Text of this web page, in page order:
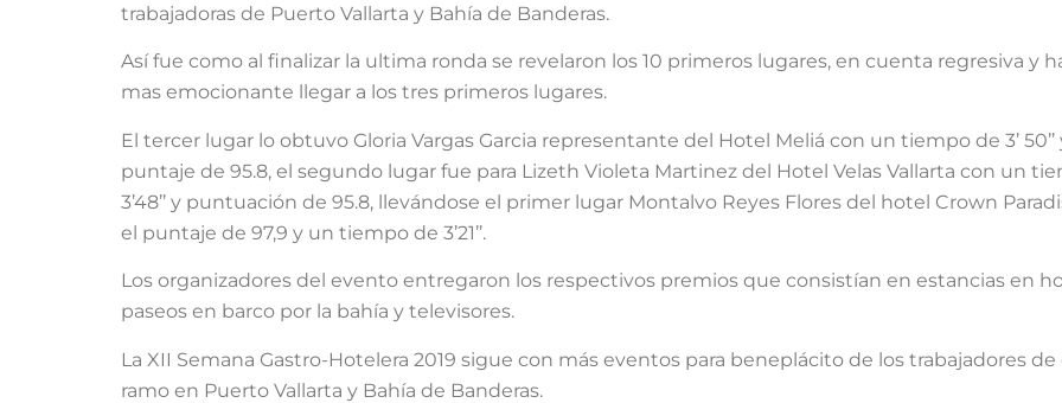
trabajadoras de Puerto Vallarta y Bahía de Banderas.
Así fue como al finalizar la ultima ronda se revelaron los 10 primeros lugares, en cuenta regresiva y
mas emocionante llegar a los tres primeros lugares.
El tercer lugar lo obtuvo Gloria Vargas Garcia representante del Hotel Meliá con un tiempo de 3’ 50’’
puntaje de 95.8, el segundo lugar fue para Lizeth Violeta Martinez del Hotel Velas Vallarta con un
3’48’’ y puntuación de 95.8, llevándose el primer lugar Montalvo Reyes Flores del hotel Crown
el puntaje de 97,9 y un tiempo de 3’21’’.
Los organizadores del evento entregaron los respectivos premios que consistían en estancias en
paseos en barco por la bahía y televisores.
La XII Semana Gastro-Hotelera 2019 sigue con más eventos para beneplácito de los trabajadores de
ramo en Puerto Vallarta y Bahía de Banderas.